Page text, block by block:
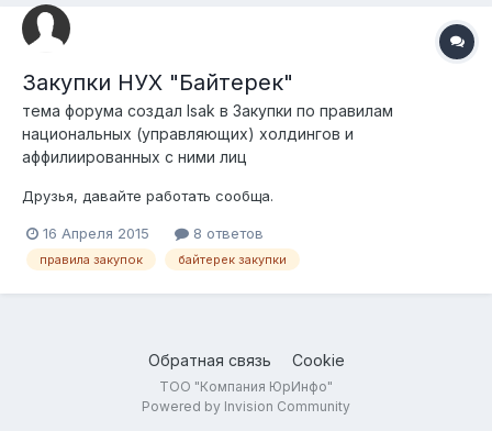
Закупки НУХ "Байтерек"
тема форума создал Isak в Закупки по правилам
национальных (управляющих) холдингов и
аффилиированных с ними лиц
Друзья, давайте работать сообща.
16 Апреля 2015 8 ответов
правила закупок байтерек закупки
Обратная связь Cookie
ТОО "Компания ЮрИнфо"
Powered by Invision Community